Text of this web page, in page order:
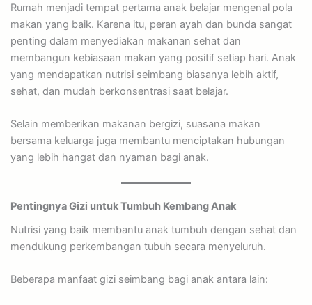
Rumah menjadi tempat pertama anak belajar mengenal pola
makan yang baik. Karena itu, peran ayah dan bunda sangat
penting dalam menyediakan makanan sehat dan
membangun kebiasaan makan yang positif setiap hari. Anak
yang mendapatkan nutrisi seimbang biasanya lebih aktif,
sehat, dan mudah berkonsentrasi saat belajar.
Selain memberikan makanan bergizi, suasana makan
bersama keluarga juga membantu menciptakan hubungan
yang lebih hangat dan nyaman bagi anak.
Pentingnya Gizi untuk Tumbuh Kembang Anak
Nutrisi yang baik membantu anak tumbuh dengan sehat dan
mendukung perkembangan tubuh secara menyeluruh.
Beberapa manfaat gizi seimbang bagi anak antara lain: